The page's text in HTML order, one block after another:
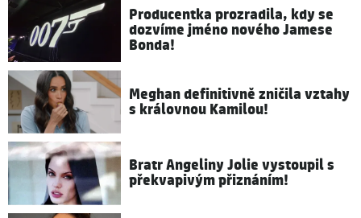
Producentka prozradila, kdy se
dozvíme jméno nového Jamese
Bonda!
Meghan definitivně zničila vztahy
s královnou Kamilou!
Bratr Angeliny Jolie vystoupil s
překvapivým přiznáním!